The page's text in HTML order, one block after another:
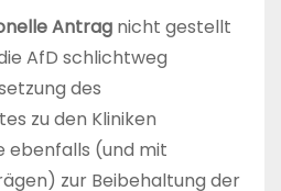
Antrag nicht gestellt
AfD schlichtweg
des
zu den Kliniken
ebenfalls (und mit
zur Beibehaltung der